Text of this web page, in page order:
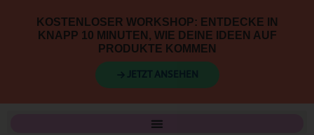
KOSTENLOSER WORKSHOP: ENTDECKE IN
KNAPP 10 MINUTEN, WIE DEINE IDEEN AUF
PRODUKTE KOMMEN
→ JETZT ANSEHEN